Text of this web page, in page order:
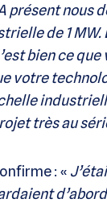
présent nous
de 1 MW.
bien ce
votre
très au
: «